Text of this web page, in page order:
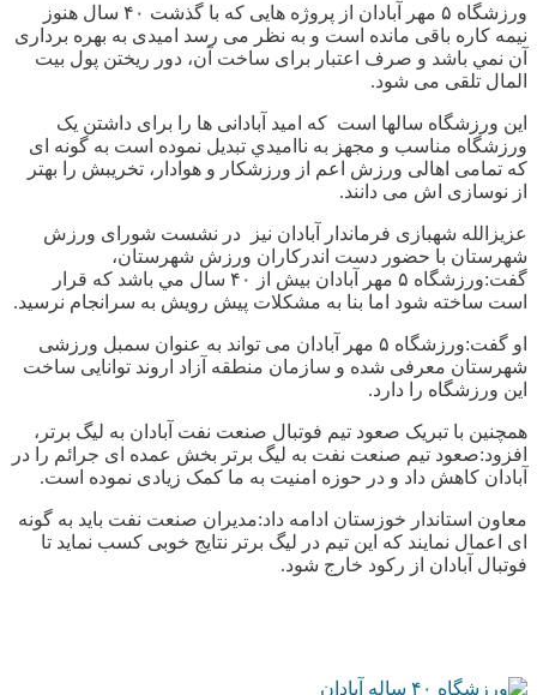
ورزشگاه ۵ مهر آبادان از پروژه هایی که با گذشت ۴۰ سال هنوز
نیمه کاره باقی مانده است و به نظر می رسد امیدی به بهره برداری
آن نمي باشد و صرف اعتبار برای ساخت آن، دور ریختن پول بیت
المال تلقی می شود.
این ورزشگاه سالها است که امید آبادانی ها را برای داشتن یک
ورزشگاه مناسب و مجهز به نااميدي تبديل نموده است به گونه ای
که تمامی اهالی ورزش اعم از ورزشکار و هوادار، تخریبش را بهتر
از نوسازی اش می دانند.
عزیزالله شهبازی فرماندار آبادان نیز در نشست شورای ورزش
شهرستان با حضور دست اندرکاران ورزش شهرستان،
گفت:ورزشگاه ۵ مهر آبادان بیش از ۴۰ سال مي باشد که قرار
است ساخته شود اما بنا به مشکلات پیش رویش به سرانجام نرسید.
او گفت:ورزشگاه ۵ مهر آبادان می تواند به عنوان سمبل ورزشی
شهرستان معرفی شده و سازمان منطقه آزاد اروند توانایی ساخت
این ورزشگاه را دارد.
همچنین با تبریک صعود تیم فوتبال صنعت نفت آبادان به لیگ برتر،
افزود:صعود تیم صنعت نفت به لیگ برتر بخش عمده ای جرائم را در
آبادان کاهش داد و در حوزه امنیت به ما کمک زیادی نموده است.
معاون استاندار خوزستان ادامه داد:مدیران صنعت نفت باید به گونه
ای اعمال نمايند که این تیم در لیگ برتر نتایج خوبی کسب نمايد تا
فوتبال آبادان از رکود خارج شود.